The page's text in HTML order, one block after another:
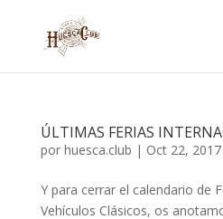
ÚLTIMAS FERIAS
por huesca.club | Oct 22, 2017
Y para cerrar el calendario de
Vehículos Clásicos, os